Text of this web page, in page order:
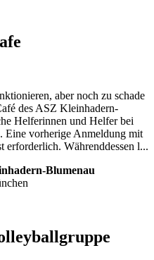
aber noch zu schade
des ASZ Kleinhadern-
Helferinnen und Helfer bei
Eine vorherige Anmeldung mit
erforderlich. Währenddessen l...
Blumenau